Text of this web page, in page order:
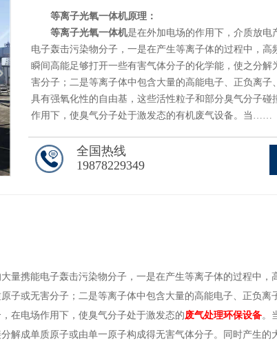
等离子光氧一体机原理：
等离子光氧一体机是在外加电场的作用下，介质放电
电子轰击污染物分子，一是在产生等离子体的过程中，高
瞬间高能足够打开一些有害气体分子的化学能，使之分解
害分子；二是等离子体中包含大量的高能电子、正负离子
具有强氧化性的自由基，这些活性粒子和部分臭气分子碰
作用下，使臭气分子处于激发态的有机废气设备。当……
全国热线
19878229349
量携能电子轰击污染物分子，一是在产生等离子体的过程中，
子或无害分子；二是等离子体中包含大量的高能电子、正负离
在电场作用下，使臭气分子处于激发态的废气处理环保设备。
成单质原子或由单一原子构成得无害气体分子。同时产生的大